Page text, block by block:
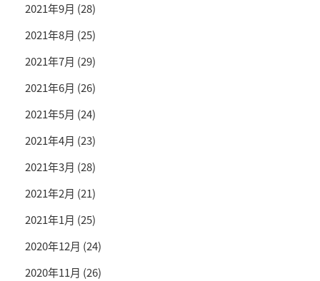
2021年9月 (28)
2021年8月 (25)
2021年7月 (29)
2021年6月 (26)
2021年5月 (24)
2021年4月 (23)
2021年3月 (28)
2021年2月 (21)
2021年1月 (25)
2020年12月 (24)
2020年11月 (26)